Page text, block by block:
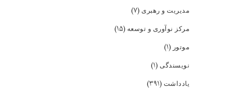
مدیریت و رهبری (۷)
مرکز نوآوری و توسعه (۱۵)
موتور (۱)
نویسندگی (۱)
یادداشت (۳۹۱)